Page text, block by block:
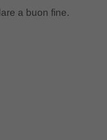
a buon fine.